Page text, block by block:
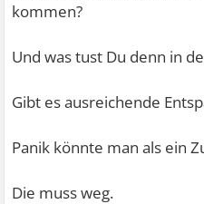
kommen?
Und was tust Du denn in
Gibt es ausreichende
Panik könnte man als ein
Die muss weg.